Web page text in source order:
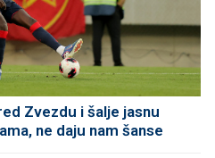
Zvezdu i šalje jasnu
ne daju nam šanse